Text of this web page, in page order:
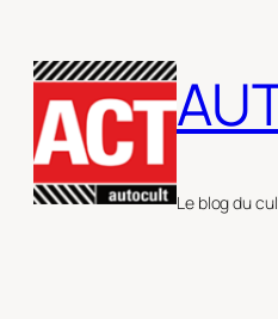
au
contenu
Le blog du